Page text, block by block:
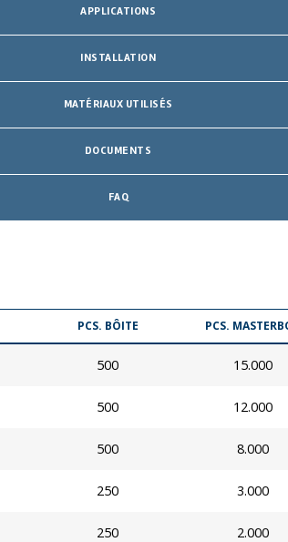
APPLICATIONS
INSTALLATION
MATÉRIAUX UTILISÉS
DOCUMENTS
FAQ
PCS. BÔITE PCS.
500 15.000
500 12.000
500 8.000
250 3.000
250 2.000